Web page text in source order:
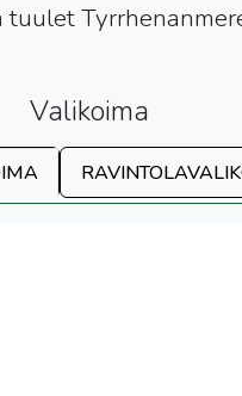
tuulet
Valikoima